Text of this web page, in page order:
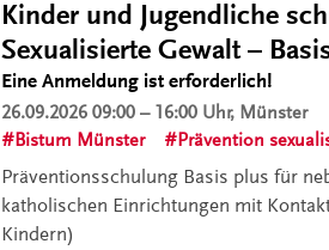
Kursleitungen
und
Mitarbeitende
im
kirchlichen
Dienst“
Schulung
Goch-
Pfalzdorf
zur
Prävention
sexualisierter
Gewalt
Kinder und Jugendliche
Sexualisierte Gewalt –
Eine Anmeldung ist erforderlich!
26.09.202609:00 – 16:00 Uhr, Münster
Bistum Münster
Prävention
Präventionsschulung Basis plus für
katholischen Einrichtungen mit
Kindern)
.